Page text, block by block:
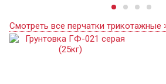
Смотреть все перчатки трикотажные